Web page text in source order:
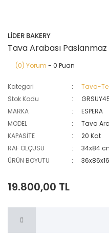
LİDER BAKERY
Tava Arabası
(0) Yorum - 0 Puan
Kategori Tava-
Stok Kodu
MARKA
ESPERA
MODEL
Tava
KAPASİTE
20 Kat
RAF ÖLÇÜSÜ
34x84
ÜRÜN BOYUTU
19.800,00 TL